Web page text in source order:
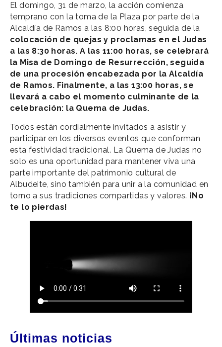
El domingo, 31 de marzo, la acción comienza
temprano con la toma de la Plaza por parte de la
Alcaldía de Ramos a las 8:00 horas, seguida de la
colocación de quejas y proclamas en el Judas
a las 8:30 horas. A las 11:00 horas, se celebrará
la Misa de Domingo de Resurrección, seguida
de una procesión encabezada por la Alcaldía
de Ramos. Finalmente, a las 13:00 horas, se
llevará a cabo el momento culminante de la
celebración: la Quema de Judas.
Todos están cordialmente invitados a asistir y
participar en los diversos eventos que conforman
esta festividad tradicional. La Quema de Judas no
solo es una oportunidad para mantener viva una
parte importante del patrimonio cultural de
Albudeite, sino también para unir a la comunidad en
torno a sus tradiciones compartidas y valores. ¡No
te lo pierdas!
Últimas noticias